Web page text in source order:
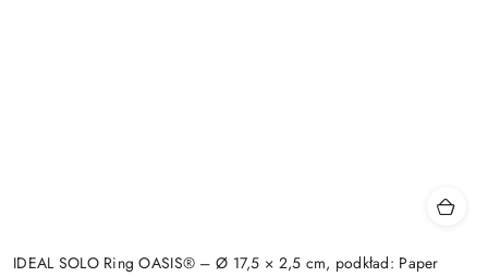
IDEAL SOLO Ring OASIS® – Ø 17,5 × 2,5 cm, podkład: Paper